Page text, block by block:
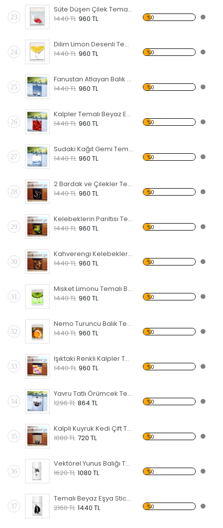
23
Süte Düşen Çilek Temalı Beyaz Eşya Sticker
1440 TL 960 TL %0
24
Dilim Limon Desenli Temalı Beyaz Eşya Sticker
1440 TL 960 TL %0
25
Fanustan Atlayan Balık Temalı Beyaz Eşya Sticker
1440 TL 960 TL %0
26
Kalpler Temalı Beyaz Eşya Sticker
1440 TL 960 TL %0
27
Sudaki Kağıt Gemi Temalı Beyaz Eşya Sticker
1440 TL 960 TL %0
28
2 Bardak ve Çilekler Temalı Beyaz Eşya Sticker
1440 TL 960 TL %0
29
Kelebeklerin Parıltısı Temalı Beyaz Eşya Sticker
1440 TL 960 TL %0
30
Kahverengi Kelebekler Temalı Beyaz Eşya Sticker
1440 TL 960 TL %0
31
Misket Limonu Temalı Beyaz Eşya Sticker
1440 TL 960 TL %0
32
Nemo Turuncu Balık Temalı Beyaz Eşya Sticker
1440 TL 960 TL %0
33
Işıktaki Renkli Kalpler Temalı Beyaz Eşya Sticker
1440 TL 960 TL %0
34
Yavru Tatlı Örümcek Temalı Beyaz Eşya Sticker
1296 TL 864 TL %0
35
Kalpli Kuyruk Kedi Çift Temalı Beyaz Eşya Sticker
1080 TL 720 TL %0
36
Vektörel Yunus Balığı Temalı Beyaz Eşya Sticker
1620 TL 1080 TL %0
37
Temalı Beyaz Eşya Sticker
2160 TL 1440 TL %0